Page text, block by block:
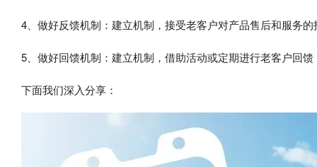
4、做好反馈机制：建立机制，接受老客户对产品售后和服务
5、做好回馈机制：建立机制，借助活动或定期进行老客户回
下面我们深入分享：